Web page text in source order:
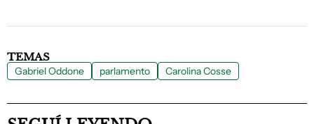
TEMAS
Gabriel Oddone parlamento Carolina Cosse